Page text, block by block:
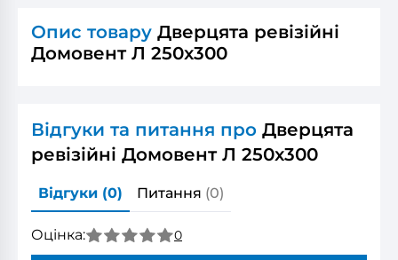
Опис товару Дверцята ревізійні
Домовент Л 250x300
Відгуки та питання про Дверцята
ревізійні Домовент Л 250x300
Відгуки (0) Питання (0)
Оцінка: 0